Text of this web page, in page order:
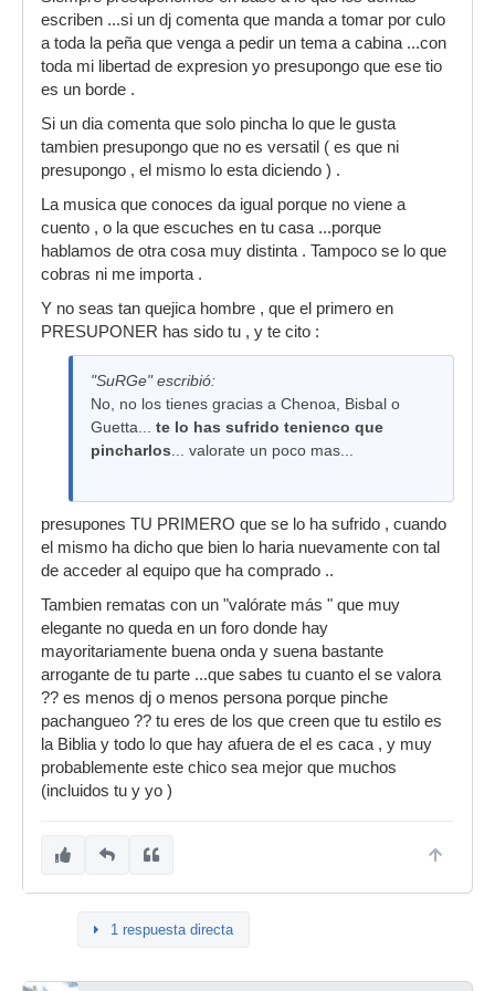
todos pensamos en la D, pero cuando no tienes
esa puta mierda en tu portátil, yo opté por la C,
ya que sabía que esa noche ya no metía de
ninguna forma.
que harían ustedes?
otra manera podria estar pinchando cada fin de
seman y asi pincho cada mes es otra historia
que yo y solo yo tengo que valorar...
escriben ...si un dj comenta que manda a tomar por culo
a toda la peña que venga a pedir un tema a cabina ...con
toda mi libertad de expresion yo presupongo que ese tio
es un borde .
Si un dia comenta que solo pincha lo que le gusta
tambien presupongo que no es versatil ( es que ni
presupongo , el mismo lo esta diciendo ) .
La musica que conoces da igual porque no viene a
cuento , o la que escuches en tu casa ...porque
hablamos de otra cosa muy distinta . Tampoco se lo que
cobras ni me importa .
Y no seas tan quejica hombre , que el primero en
PRESUPONER has sido tu , y te cito :
"SuRGe" escribió:
No, no los tienes gracias a Chenoa, Bisbal o
Guetta...
te lo has sufrido tenienco que
pincharlos ... valorate un poco mas...
presupones TU PRIMERO que se lo ha sufrido , cuando
el mismo ha dicho que bien lo haria nuevamente con tal
de acceder al equipo que ha comprado ..
Tambien rematas con un "valórate más " que muy
elegante no queda en un foro donde hay
mayoritariamente buena onda y suena bastante
arrogante de tu parte ...que sabes tu cuanto el se valora
?? es menos dj o menos persona porque pinche
pachangueo ?? tu eres de los que creen que tu estilo es
la Biblia y todo lo que hay afuera de el es caca , y muy
probablemente este chico sea mejor que muchos
(incluidos tu y yo )
1 respuesta directa